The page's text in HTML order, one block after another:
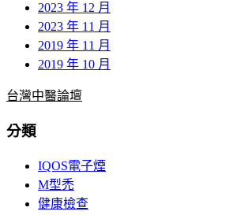
2023 年 12 月
2023 年 11 月
2019 年 11 月
2019 年 10 月
台灣中醫論壇
分類
IQOS電子煙
M型禿
健康檢查